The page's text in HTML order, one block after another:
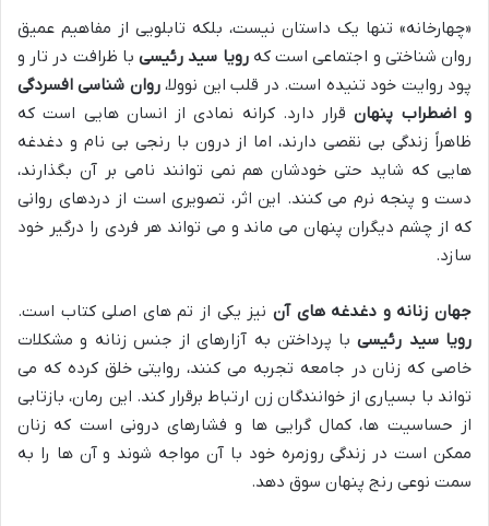
«چهارخانه» تنها یک داستان نیست، بلکه تابلویی از مفاهیم عمیق
روان شناختی و اجتماعی است کهرویا سید رئیسیبا ظرافت در تار و
پود روایت خود تنیده است. در قلب این نوولا،روان شناسی افسردگی
و اضطراب پنهانقرار دارد. کرانه نمادی از انسان هایی است که
ظاهراً زندگی بی نقصی دارند، اما از درون با رنجی بی نام و دغدغه
هایی که شاید حتی خودشان هم نمی توانند نامی بر آن بگذارند،
دست و پنجه نرم می کنند. این اثر، تصویری است از دردهای روانی
که از چشم دیگران پنهان می ماند و می تواند هر فردی را درگیر خود
سازد.
جهان زنانه و دغدغه های آن نیز یکی از تم های اصلی کتاب است.
رویا سید رئیسیبا پرداختن به آزارهای از جنس زنانه و مشکلات
خاصی که زنان در جامعه تجربه می کنند، روایتی خلق کرده که می
تواند با بسیاری از خوانندگان زن ارتباط برقرار کند. این رمان، بازتابی
از حساسیت ها، کمال گرایی ها و فشارهای درونی است که زنان
ممکن است در زندگی روزمره خود با آن مواجه شوند و آن ها را به
سمت نوعی رنج پنهان سوق دهد.